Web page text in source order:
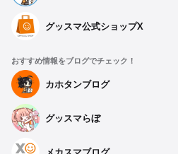
グッスマ公式ショップX
おすすめ情報をブログでチェック！
カホタンブログ
グッスマらぼ
メカスマブログ